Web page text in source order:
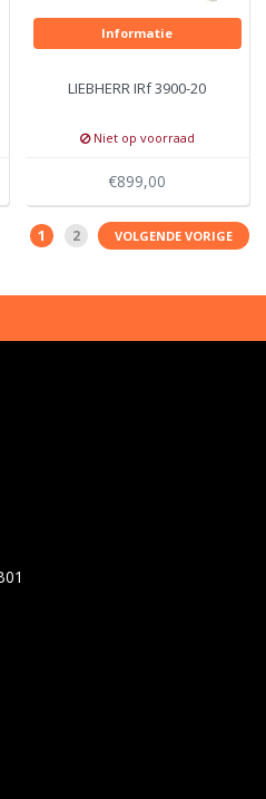
Informatie
LIEBHERR IRf 3900-20
Niet op voorraad
€899,00
1 2 VOLGENDE VORIGE